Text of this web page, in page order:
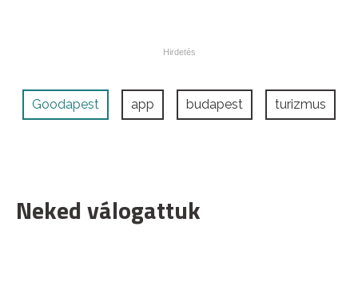
Goodapest app budapest turizmus
Neked válogattuk